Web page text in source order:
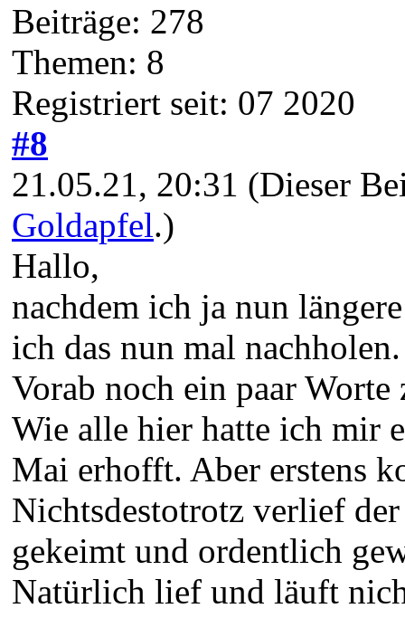
Beiträge: 278
Themen: 8
Registriert seit: 07 2020
#8
21.05.21, 20:31 (Dieser
Goldapfel.)
Hallo,
nachdem ich ja nun
ich das nun mal nachholen.
Vorab noch ein paar
Wie alle hier hatte ich mir
Mai erhofft. Aber erstens
Nichtsdestotrotz verlief
gekeimt und ordentlich
Natürlich lief und läuft